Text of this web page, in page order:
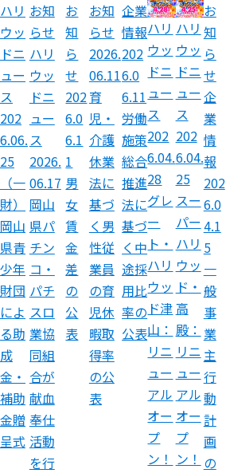
ハリ
ウッ
ドニ
ュー
ス
202
6.06.
25
（一
財）
岡山
県青
少年
財団
によ
る助
成
金・
補助
金贈
呈式
お知
らせ
ハリ
ウッ
ドニ
ュー
ス
2026.
06.17
岡山
県パ
チン
コ・
パチ
スロ
業協
同組
合が
献血
奉仕
活動
を行
お
知
ら
せ
202
6.0
6.1
1
男
女
賃
金
差
の
公
表
お知
らせ
2026.
06.11
育
児・
介護
休業
法に
基づ
く男
性従
業員
の育
児休
暇取
得率
の公
表
企業
情報
202
6.0
6.11
労働
施策
総合
推進
法に
基づ
く中
途採
用比
率の
公表
ハリ
ウッ
ドニ
ュー
ス
202
6.04.
28
グレ
ー
ト・
ハリ
ウッ
ド津
山：
リニ
ュー
アル
オー
プ
ン！
ハリ
ウッ
ドニ
ュー
ス
202
6.04.
25
スー
パー
ハリ
ウッ
ド・
高
殿：
リニ
ュー
アル
オー
プ
ン！
お
知
ら
せ
企
業
情
報
202
6.0
4.1
5
一
般
事
業
主
行
動
計
画
の